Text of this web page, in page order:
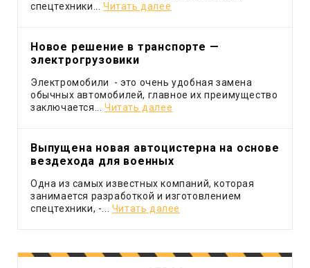
спецтехники... Читать далее
Новое решение в транспорте —
электрогрузовики
Электромобили - это очень удобная замена
обычных автомобилей, главное их преимущество
заключается... Читать далее
Выпущена новая автоцистерна на основе
вездехода для военных
Одна из самых известных компаний, которая
занимается разработкой и изготовлением
спецтехники, -... Читать далее